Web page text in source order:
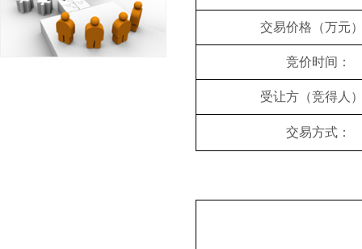
交易价格（万元
竞价时间：
受让方（竞得人
交易方式：